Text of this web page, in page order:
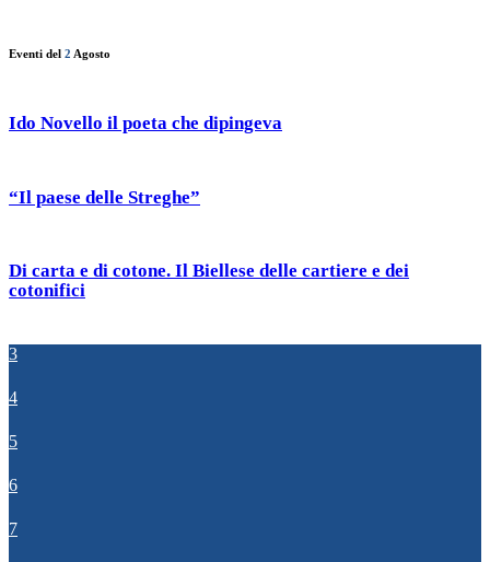
Eventi del 2 Agosto
Ido Novello il poeta che dipingeva
“Il paese delle Streghe”
Di carta e di cotone. Il Biellese delle cartiere e dei
cotonifici
3
4
5
6
7